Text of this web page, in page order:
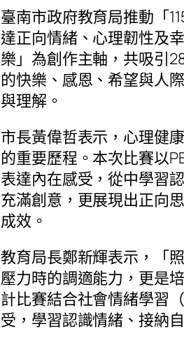
臺南市政府教育局推動「
達正向情緒、心理韌性及
樂」為創作主軸，共吸引
的快樂、感恩、希望與人
與理解。
市長黃偉哲表示，心理健
的重要歷程。本次比賽以
表達內在感受，從中學習
充滿創意，更展現出正向
成效。
教育局長鄭新輝表示，「
壓力時的調適能力，更是
計比賽結合社會情緒學習
受，學習認識情緒、接納